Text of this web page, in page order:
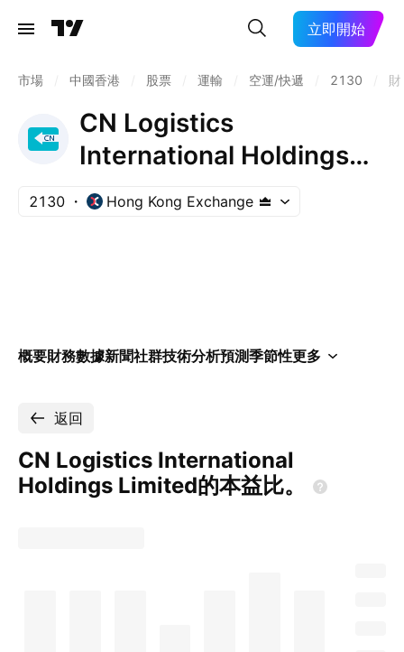
立即開始
市場 中國香港 股票 運輸 空運/快遞 2130
CN Logistics
International Holdings
Limited
2130 Hong Kong Exchange
概要財務數據新聞社群技術分析預測季節性更多
返回
CN Logistics International
Holdings Limited的本益比。